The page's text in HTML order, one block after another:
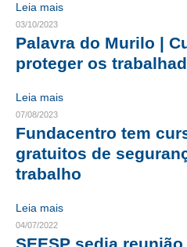
FGTS EXPURGOS
FGTS CORREÇÃO
LEI 4.950-A/1966 – PISO SALARIAL
LEI 5.194/1966 –
LEI 6.496/1977 – ART
RES 1.002/2002 – CÓDIGO DE ÉTICA
HOMOLOGAÇÕES
Leia mais
03/10/2023
Palavra do Murilo |
proteger os
Leia mais
07/08/2023
Fundacentro tem
gratuitos de
trabalho
Leia mais
04/07/2022